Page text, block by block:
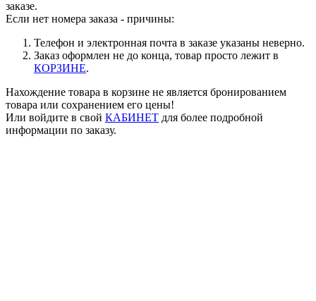
заказе.
Если нет номера заказа - причины:
Телефон и электронная почта в заказе указаны неверно.
Заказ оформлен не до конца, товар просто лежит в
КОРЗИНЕ.
Нахождение товара в корзине не является бронированием
товара или сохранением его цены!
Или войдите в свой КАБИНЕТ для более подробной
информации по заказу.